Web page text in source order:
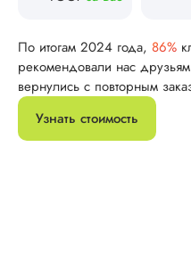
По итогам 2024 года, 86%
рекомендовали нас
вернулись с повторным
Узнать стоимость